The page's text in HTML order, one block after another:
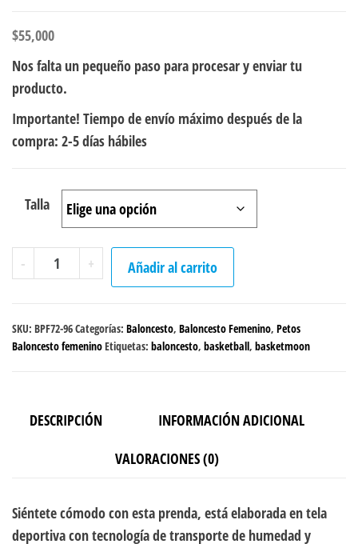
$55,000
Nos falta un pequeño paso para procesar y enviar tu
producto.
Importante! Tiempo de envío máximo después de la
compra: 2-5 días hábiles
Talla
-
Peto
sencillo
"Astronauta"
Femenino
+ Añadir al carrito
SKU: BPF72-96Categorías: Baloncesto, Baloncesto Femenino, Petos
Baloncesto femeninoEtiquetas: baloncesto, basketball, basketmoon
DESCRIPCIÓN
INFORMACIÓN ADICIONAL
VALORACIONES (0)
Siéntete cómodo con esta prenda, está elaborada en tela
deportiva con tecnología de transporte de humedad y